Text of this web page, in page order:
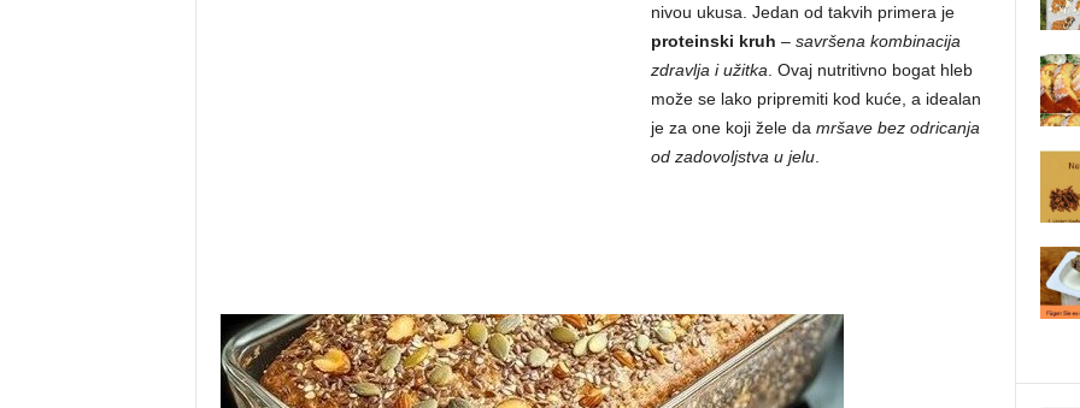
nivou ukusa. Jedan od takvih primera je
proteinski kruh – savršena kombinacija
zdravlja i užitka . Ovaj nutritivno bogat hleb
može se lako pripremiti kod kuće, a idealan
je za one koji žele da mršave bez odricanja
od zadovoljstva u jelu.